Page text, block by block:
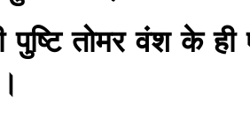
पुष्टि तोमर वंश के